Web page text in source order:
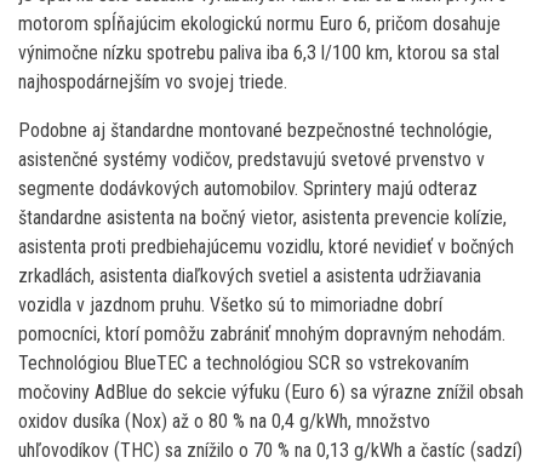
motorom spĺňajúcim ekologickú normu Euro 6, pričom dosahuje
výnimočne nízku spotrebu paliva iba 6,3 l/100 km, ktorou sa stal
najhospodárnejším vo svojej triede.
Podobne aj štandardne montované bezpečnostné technológie,
asistenčné systémy vodičov, predstavujú svetové prvenstvo v
segmente dodávkových automobilov. Sprintery majú odteraz
štandardne asistenta na bočný vietor, asistenta prevencie kolízie,
asistenta proti predbiehajúcemu vozidlu, ktoré nevidieť v bočných
zrkadlách, asistenta diaľkových svetiel a asistenta udržiavania
vozidla v jazdnom pruhu. Všetko sú to mimoriadne dobrí
pomocníci, ktorí pomôžu zabrániť mnohým dopravným nehodám.
Technológiou BlueTEC a technológiou SCR so vstrekovaním
močoviny AdBlue do sekcie výfuku (Euro 6) sa výrazne znížil obsah
oxidov dusíka (Nox) až o 80 % na 0,4 g/kWh, množstvo
uhľovodíkov (THC) sa znížilo o 70 % na 0,13 g/kWh a častíc (sadzí)